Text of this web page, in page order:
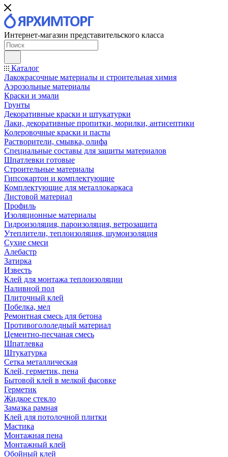
Интернет-магазин представительского класса
Каталог
Лакокрасочные материалы и строительная химия
Аэрозольные материалы
Краски и эмали
Грунты
Декоративные краски и штукатурки
Лаки, декоративные пропитки, морилки, антисептики
Колеровочные краски и пасты
Растворители, смывка, олифа
Специальные составы для защиты материалов
Шпатлевки готовые
Строительные материалы
Гипсокартон и комплектующие
Комплектующие для металлокаркаса
Листовой материал
Профиль
Изоляционные материалы
Гидроизоляция, пароизоляция, ветрозащита
Утеплители, теплоизоляция, шумоизоляция
Сухие смеси
Алебастр
Затирка
Известь
Клей для монтажа теплоизоляции
Наливной пол
Плиточный клей
Побелка, мел
Ремонтная смесь для бетона
Противогололедный материал
Цементно-песчаная смесь
Шпатлевка
Штукатурка
Сетка металлическая
Клей, герметик, пена
Бытовой клей в мелкой фасовке
Герметик
Жидкое стекло
Замазка рамная
Клей для потолочной плитки
Мастика
Монтажная пена
Монтажный клей
Обойный клей